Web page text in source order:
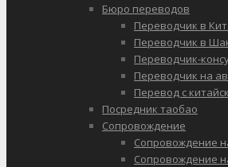
Бюро переводов
Переводчик в
Переводчик в
Переводчик-
Переводчик на
Перевод с
Посредник таобао
Сопровождение
Сопровождение
Сопровождение